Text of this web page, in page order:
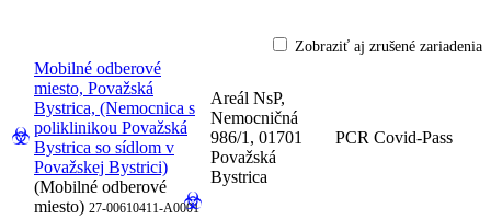
Zobraziť aj zrušené zariadenia
Mobilné odberové
miesto, Považská
Bystrica, (Nemocnica s
poliklinikou Považská
Bystrica so sídlom v
Považskej Bystrici)
(Mobilné odberové
miesto) 27-00610411-A0001
Areál NsP,
Nemocničná
986/1, 01701
Považská
Bystrica
PCR Covid-Pass